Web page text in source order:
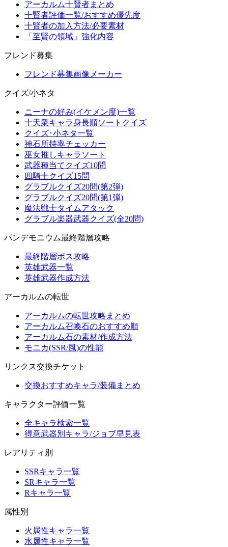
アーカルム十賢者まとめ
十賢者評価一覧/おすすめ優先度
十賢者の加入方法/必要素材
「至賢の領域」強化内容
フレンド募集
フレンド募集画像メーカー
クイズ/小ネタ
ニーナの好み(イケメン度)一覧
十天衆キャラ身長順ソートクイズ
クイズ･小ネタ一覧
神石所持率チェッカー
巫女推しキャラソート
武器種当てクイズ10問
四騎士クイズ15問
グラブルクイズ20問(第2弾)
グラブルクイズ20問(第1弾)
魔法戦士タイムアタック
グラブル楽器武器クイズ(全20問)
パンデモニウム最終階層攻略
最終階層ボス攻略
英雄武器一覧
英雄武器作成方法
アーカルムの転世
アーカルムの転世攻略まとめ
アーカルム召喚石のおすすめ順
アーカルム石の素材/作成方法
モニカ(SSR/風)の性能
リンクス交換チケット
交換おすすめキャラ/装備まとめ
キャラクター評価一覧
全キャラ検索一覧
得意武器別キャラ/ジョブ早見表
レアリティ別
SSRキャラ一覧
SRキャラ一覧
Rキャラ一覧
属性別
火属性キャラ一覧
水属性キャラ一覧